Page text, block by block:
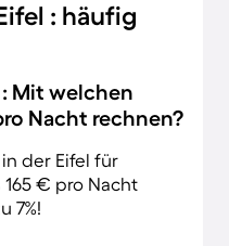
: häufig
Mit welchen
Nacht rechnen?
der Eifel für
€ pro Nacht
7%!